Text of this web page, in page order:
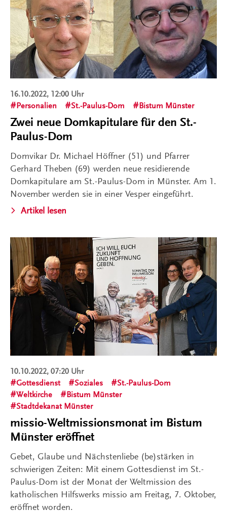
16.10.2022, 12:00 Uhr
Personalien
St.-Paulus-Dom Bistum Münster
Zwei neue Domkapitulare für den St.-
Paulus-Dom
Domvikar Dr. Michael Höffner (51) und Pfarrer
Gerhard Theben (69) werden neue residierende
Domkapitulare am St.-Paulus-Dom in Münster. Am 1.
November werden sie in einer Vesper eingeführt.
Artikel lesen
10.10.2022, 07:20 Uhr
Gottesdienst
Soziales
St.-Paulus-Dom
Weltkirche
Bistum Münster
Stadtdekanat Münster
missio-Weltmissionsmonat im Bistum
Münster eröffnet
Gebet, Glaube und Nächstenliebe (be)stärken in
schwierigen Zeiten: Mit einem Gottesdienst im St.-
Paulus-Dom ist der Monat der Weltmission des
katholischen Hilfswerks missio am Freitag, 7. Oktober,
eröffnet worden.